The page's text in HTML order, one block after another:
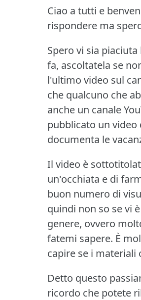
Ciao a tutti e
rispondere ma
Spero vi sia
fa, ascoltatela se
l'ultimo video sul
che qualcuno che
anche un canale
pubblicato un
documenta le
Il video è
un'occhiata e di
buon numero di
quindi non so se vi
genere, ovvero
fatemi sapere. È
capire se i materiali
Detto questo
ricordo che potete